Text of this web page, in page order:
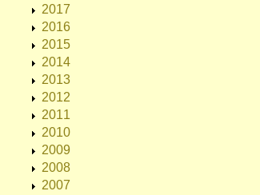
2017
2016
2015
2014
2013
2012
2011
2010
2009
2008
2007